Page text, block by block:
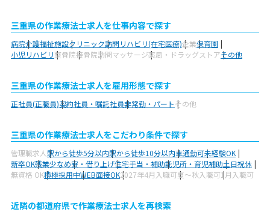
三重県の作業療法士求人を仕事内容で探す
病院介護福祉施設クリニック訪問リハビリ(在宅医療)企業保育園
小児リハビリ整骨院接骨院訪問マッサージ薬局・ドラッグストアその他
三重県の作業療法士求人を雇用形態で探す
正社員(正職員)契約社員・嘱託社員非常勤・パートその他
三重県の作業療法士求人をこだわり条件で探す
管理職求人駅から徒歩5分以内駅から徒歩10分以内車通勤可未経験OK
新卒OK残業少なめ寮・借り上げ住宅手当・補助託児所・育児補助土日祝休
無資格 OK積極採用中WEB面接OK2027年4月入職可夏～秋入職可1月入職可
近隣の都道府県で作業療法士求人を再検索